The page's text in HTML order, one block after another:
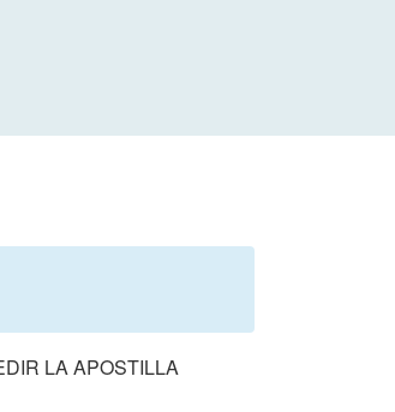
LA APOSTILLA